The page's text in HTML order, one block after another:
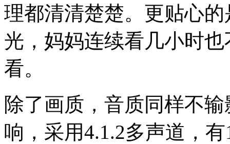
理都清清楚楚。更贴心
光，妈妈连续看几小时
看。
除了画质，音质同样不
响，采用4.1.2多声道，